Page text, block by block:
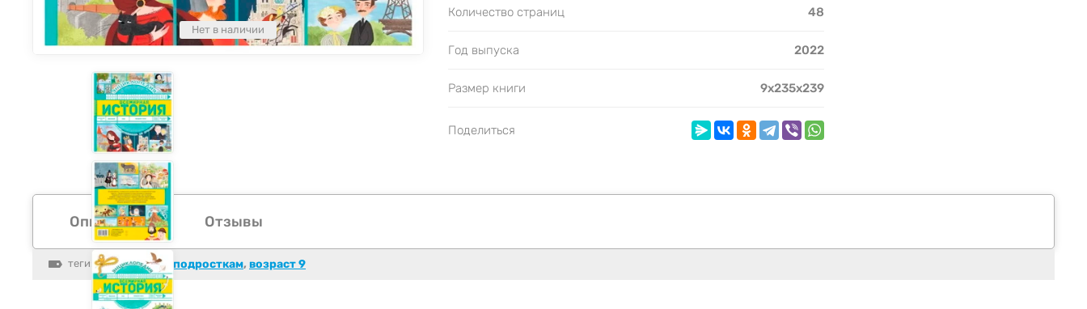
Нет в наличии
Количество страниц 48
Год выпуска 2022
Размер книги 9x235x239
Поделиться
Описание Отзывы
теги: возраст 10 подросткам, возраст 9